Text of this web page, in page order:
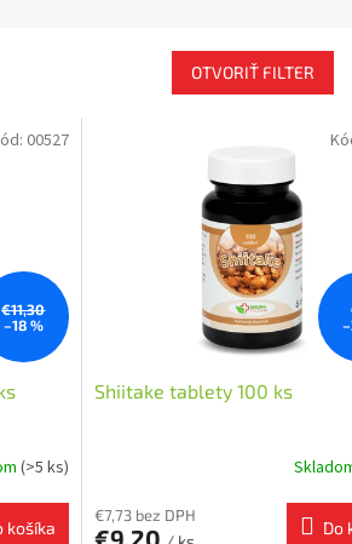
OTVORIŤ FILTER
€11,30
–18 %
(>5 ks)
košíka
00527
Shiitake tablety 100 ks
€7,73 bez DPH
Do